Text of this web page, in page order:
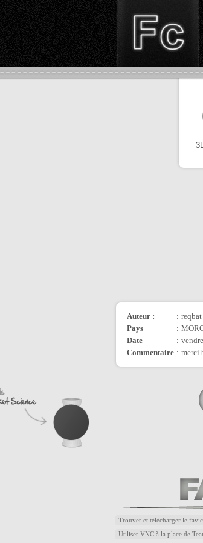
Auteur : : reqbat
Pays
:
Date
:
Commentaire : merci
Trouver et télécharger le
Utiliser VNC à la place de